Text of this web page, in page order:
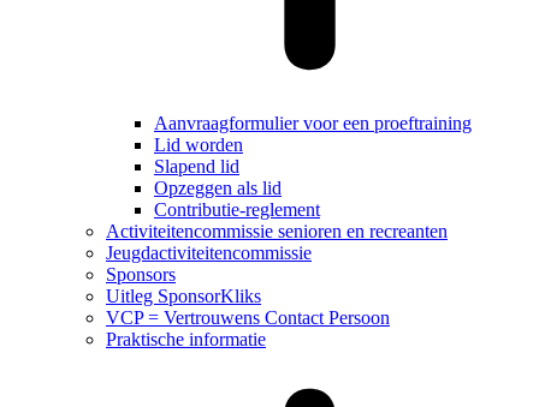
Aanvraagformulier voor een proeftraining
Lid worden
Slapend lid
Opzeggen als lid
Contributie-reglement
Activiteitencommissie senioren en recreanten
Jeugdactiviteitencommissie
Sponsors
Uitleg SponsorKliks
VCP = Vertrouwens Contact Persoon
Praktische informatie